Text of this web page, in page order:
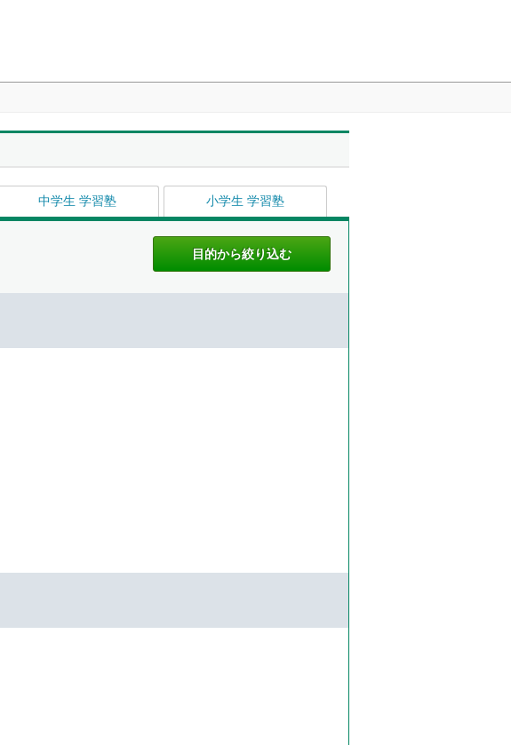
中学生 学習塾 小学生 学習塾